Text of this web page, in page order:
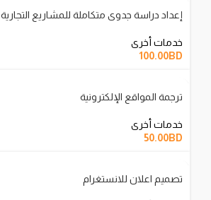
إعداد دراسة جدوى متكاملة للمشاريع التجارية
خدمات أخرى
100.00BD
ترجمة المواقع الإلكترونية
خدمات أخرى
50.00BD
تصميم اعلان للانستغرام